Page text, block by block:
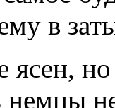
в
ясен,